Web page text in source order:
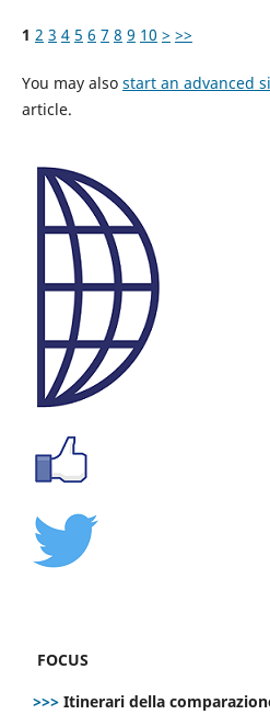
1 2 3 4 5 6 7 8 9 10 > >>
You may also start an advanced
article.
FOCUS
>>> Itinerari della